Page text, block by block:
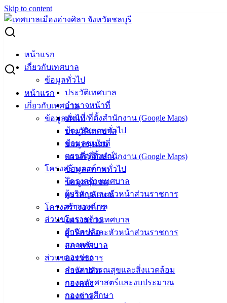
Skip to content
หน้าแรก
เกี่ยวกับเทศบาล
ข้อมูลทั่วไป
ประวัติเทศบาล
อำนาจหน้าที่
แผนที่/ที่ตั้งสำนักงาน (Google Maps)
ข้อมูลสภาพทั่วไป
ข้อมูลชุมชน
ตราสัญลักษณ์
โครงสร้างองค์กร
โครงสร้างเทศบาล
ผู้บริหารและหัวหน้าส่วนราชการ
สภาเทศบาล
ส่วนของราชการ
สำนักปลัด
กองคลัง
กองช่าง
กองสาธารณสุขและสิ่งแวดล้อม
กองยุทธศาสตร์และงบประมาณ
กองการศึกษา
หน้าแรก
เกี่ยวกับเทศบาล
ข้อมูลทั่วไป
ประวัติเทศบาล
อำนาจหน้าที่
แผนที่/ที่ตั้งสำนักงาน (Google Maps)
ข้อมูลสภาพทั่วไป
ข้อมูลชุมชน
ตราสัญลักษณ์
โครงสร้างองค์กร
โครงสร้างเทศบาล
ผู้บริหารและหัวหน้าส่วนราชการ
สภาเทศบาล
ส่วนของราชการ
สำนักปลัด
กองคลัง
กองช่าง
Search for:
ชำระภาษีที่ดินและสิ่งปลูกสร้าง
ชำระภาษีที่ดินและสิ่งปลูกสร้าง
กันยายน 19, 2025ตุลาคม 1, 2025
กิจกรรมอ่างศิลา,ข่าวสารน่ารู้
เทศบาลเมืองอ่างศิลา ขอประชาสัมพันธ์การชำระภาษีที่ดินและ
สิ่งปลูกสร้าง บัดนี้ ใกล้สิ้นสุดระยะเวลาในการชำระภาษีที่ดิน
และสิ่งปลูกสร้าง ประจำปี พ.ศ. 2568 แล้ว
เทศบาลเมืองอ่างศิลา จึงขอแจ้งให้ผู้มีหน้าที่เสียภาษี เข้ามา
ชำระภาษีที่ดินและสิ่งปลูกสร้างได้ที่ฝ่ายพัฒนารายได้ กองคลัง
ภายในวันที่ 30 กันยายน 2568 จึงประชาสัมพันธ์ให้ทราบโดยทั่ว